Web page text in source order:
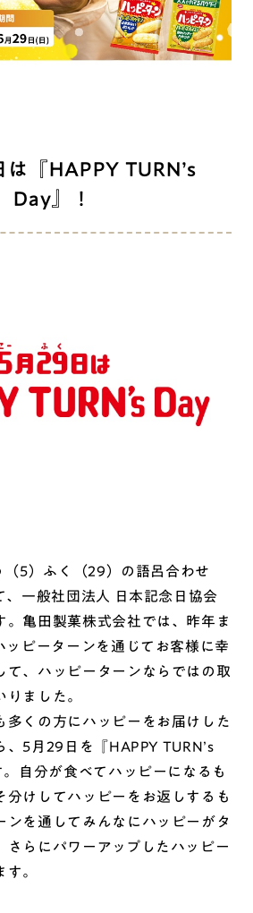
『HAPPY TURN’s
Day』！
5）ふく（29）の語呂合わせ
、一般社団法人 日本記念日協会
。亀田製菓株式会社では、昨年ま
ッピーターンを通じてお客様に幸
て、ハッピーターンならではの取
りました。
くの方にハッピーをお届けした
、5月29日を『HAPPY TURN’s
自分が食べてハッピーになるも
分けしてハッピーをお返しするも
ンを通してみんなにハッピーがタ
さらにパワーアップしたハッピー
。